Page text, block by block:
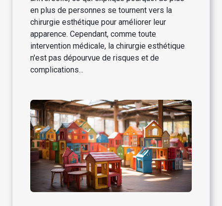
en plus de personnes se tournent vers la
chirurgie esthétique pour améliorer leur
apparence. Cependant, comme toute
intervention médicale, la chirurgie esthétique
n'est pas dépourvue de risques et de
complications...